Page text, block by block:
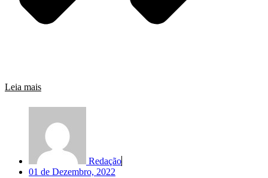
Leia mais
Redação
01 de Dezembro, 2022